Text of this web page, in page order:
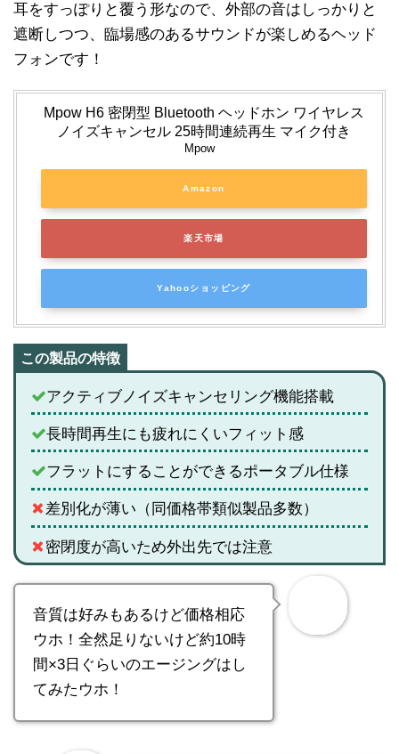
耳をすっぽりと覆う形なので、外部の音はしっかりと
遮断しつつ、臨場感のあるサウンドが楽しめるヘッド
フォンです！
Mpow H6 密閉型 Bluetooth ヘッドホン ワイヤレス
ノイズキャンセル 25時間連続再生 マイク付き
Mpow
Amazon
楽天市場
Yahooショッピング
アクティブノイズキャンセリング機能搭載
長時間再生にも疲れにくいフィット感
フラットにすることができるポータブル仕様
差別化が薄い（同価格帯類似製品多数）
密閉度が高いため外出先では注意
音質は好みもあるけど価格相応
ウホ！全然足りないけど約10時
間×3日ぐらいのエージングはし
てみたウホ！